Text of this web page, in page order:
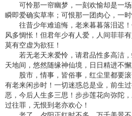
可怜那一帘幽梦，一刻欢愉却是一场
瞬即爱确实草率；可恨那一团肉心，一
往昔少年难追悔，老来暮暮落泪迟！
风多惆怅！但君年少有人爱，人间菲菲
莫有空虚为欲狂！
若无老天来爱怜，请君品性多高洁，
天地间，悠然随缘神仙境，日日精进不
股市，情事，皆俗事，红尘里都要滚
有老来闲步时！一切迷惑总是业，前生
恶，今后人生多三思！步步莲花向弥陀
过往罪，无恨到老亦欢心！